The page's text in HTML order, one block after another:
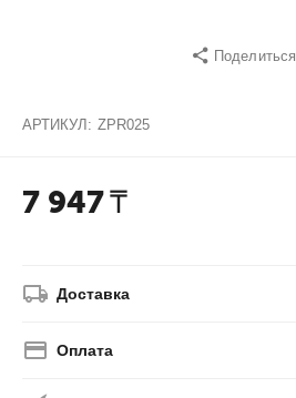
Поделиться
АРТИКУЛ: ZPR025
7 947₸
Доставка
Оплата